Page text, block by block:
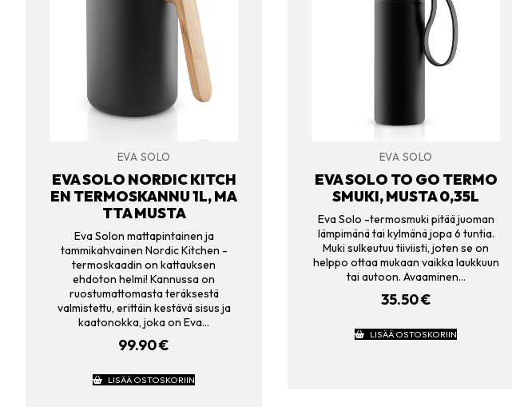
EVA SOLO
EVA SOLO NORDIC KITCH
EN TERMOSKANNU 1L, MA
TTA MUSTA
Eva Solon mattapintainen ja
tammikahvainen Nordic Kitchen -
termoskaadin on kattauksen
ehdoton helmi! Kannussa on
ruostumattomasta teräksestä
valmistettu, erittäin kestävä sisus ja
kaatonokka, joka on Eva…
99.90€
LISÄÄ OSTOSKORIIN
EVA SOLO
EVA SOLO TO GO TERMO
SMUKI, MUSTA 0,35L
Eva Solo -termosmuki pitää juoman
lämpimänä tai kylmänä jopa 6 tuntia.
Muki sulkeutuu tiiviisti, joten se on
helppo ottaa mukaan vaikka laukkuun
tai autoon. Avaaminen…
35.50€
LISÄÄ OSTOSKORIIN